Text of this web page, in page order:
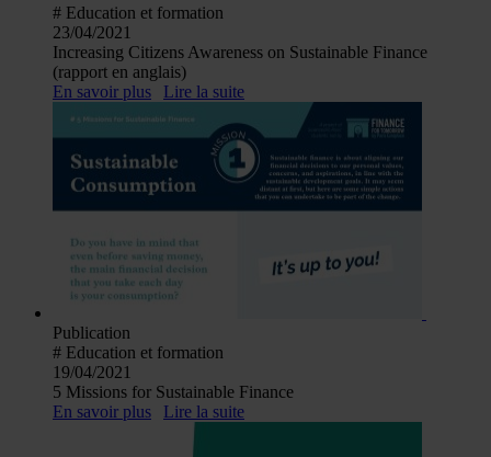
# Education et formation
23/04/2021
Increasing Citizens Awareness on Sustainable Finance
(rapport en anglais)
En savoir plus
Lire la suite
Publication
# Education et formation
19/04/2021
5 Missions for Sustainable Finance
En savoir plus
Lire la suite